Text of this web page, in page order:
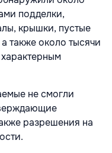
подделки,
крышки, пустые
также около тысячи
не смогли
разрешения на